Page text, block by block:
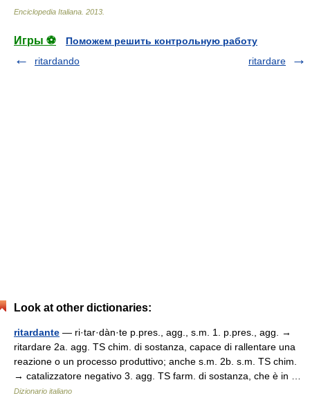
Enciclopedia Italiana 2013
Игры ⚽
Поможем решить контрольную работу
ritardando
ritardare
Look at other dictionaries:
ritardante — ri·tar·dàn·te p.pres., agg., s.m. 1. p.pres., agg. →
ritardare 2a. agg. TS chim. di sostanza, capace di rallentare una
reazione o un processo produttivo; anche s.m. 2b. s.m. TS chim.
→ catalizzatore negativo 3. agg. TS farm. di sostanza, che è in …
Dizionario italiano